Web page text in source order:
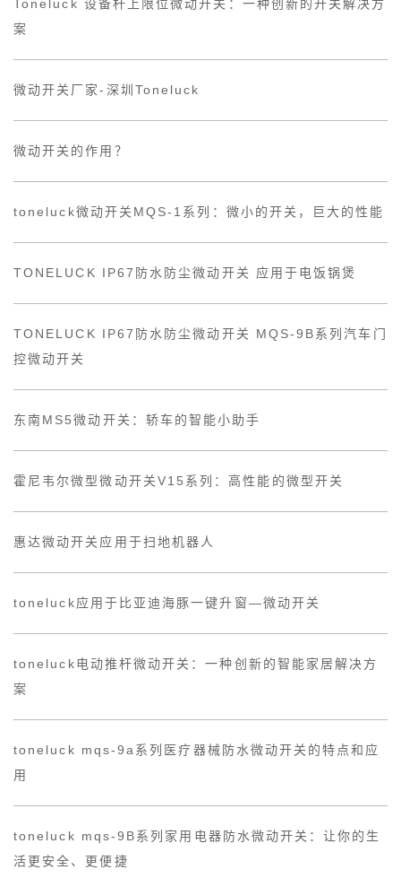
Toneluck 设备杆上限位微动开关：一种创新的开关解决方
案
微动开关厂家-深圳Toneluck
微动开关的作用？
toneluck微动开关MQS-1系列：微小的开关，巨大的性能
TONELUCK IP67防水防尘微动开关 应用于电饭锅煲
TONELUCK IP67防水防尘微动开关 MQS-9B系列汽车门
控微动开关
东南MS5微动开关：轿车的智能小助手
霍尼韦尔微型微动开关V15系列：高性能的微型开关
惠达微动开关应用于扫地机器人
toneluck应用于比亚迪海豚一键升窗—微动开关
toneluck电动推杆微动开关：一种创新的智能家居解决方
案
toneluck mqs-9a系列医疗器械防水微动开关的特点和应
用
toneluck mqs-9B系列家用电器防水微动开关：让你的生
活更安全、更便捷